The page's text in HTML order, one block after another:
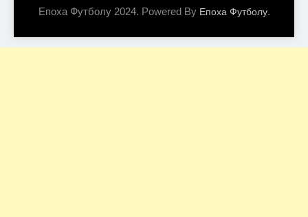
Епоха Футболу 2024. Powered By Епоха Футболу.